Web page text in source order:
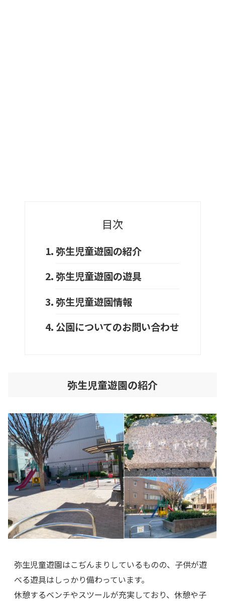
目次
弥生児童遊園の紹介
弥生児童遊園の遊具
弥生児童遊園情報
公園についてのお問い合わせ
弥生児童遊園の紹介
弥生児童遊園はこぢんまりしているものの、子供が遊
べる遊具はしっかり備わっています。
休憩するベンチやスツールが充実しており、休憩や子